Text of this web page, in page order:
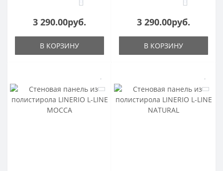
3 290.00руб.
В КОРЗИНУ
3 290.00руб.
В КОРЗИНУ